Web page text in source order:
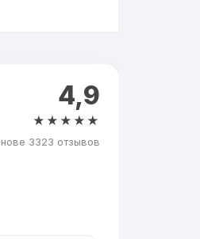
4,9
★★★★★
3323 отзывов